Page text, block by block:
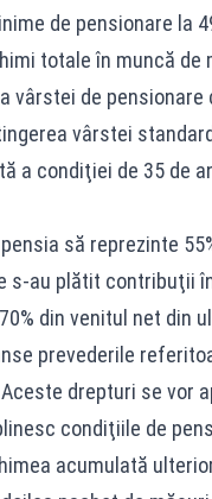
de pensionare la
totale în muncă de
vârstei de
vârstei
a condiţiei de 35 de
să reprezinte
s-au plătit contribuţii
din venitul net din
prevederile
drepturi se vor
condiţiile de
acumulată